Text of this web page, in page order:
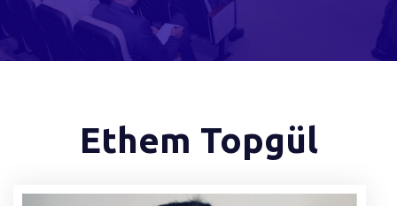
Ethem Topgül